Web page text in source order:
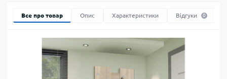
Все про товар Опис Характеристики Відгуки 0